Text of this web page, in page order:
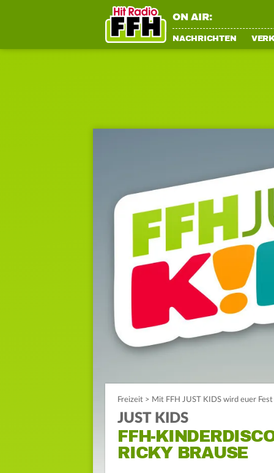
ON AIR:
NACHRICHTEN
Freizeit > Mit FFH JUST KIDS wird euer
JUST KIDS
FFH-
RICKY BRAUSE